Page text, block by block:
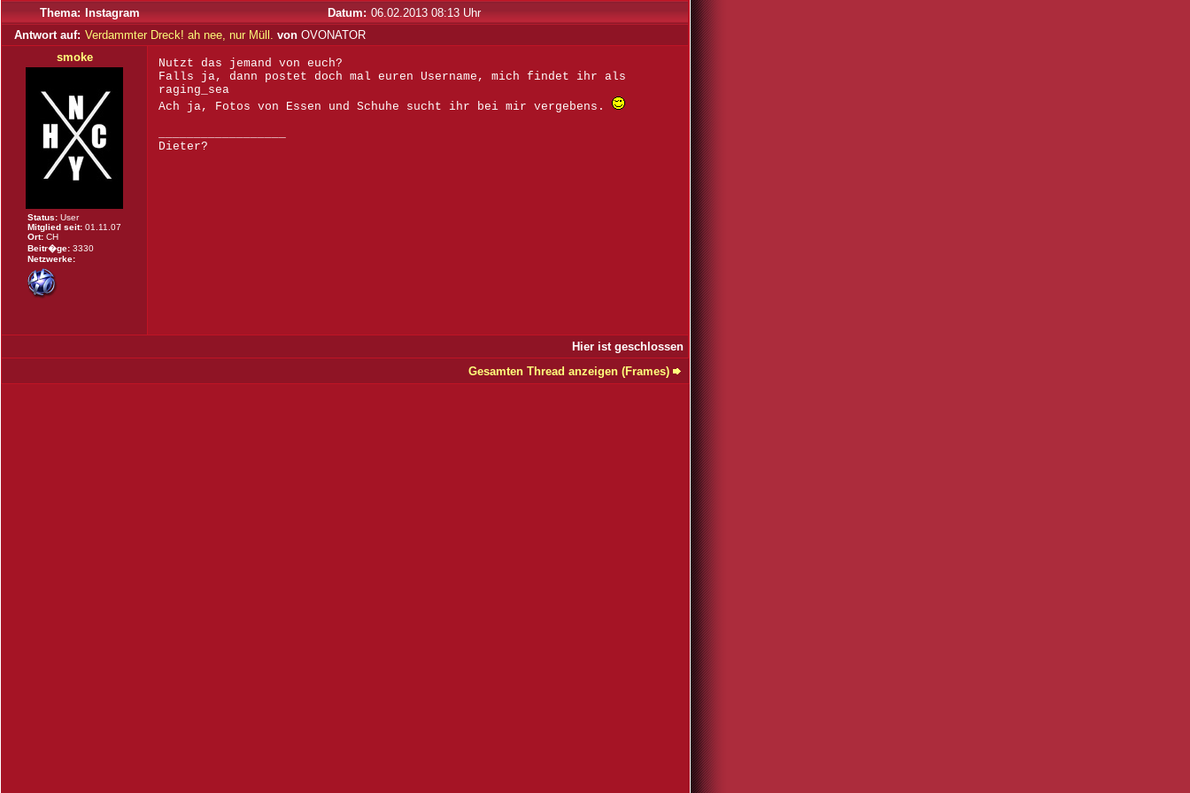
Thema: Instagram Datum: 06.02.2013 08:13 Uhr
Antwort auf: Verdammter Dreck! ah nee, nur Müll. von OVONATOR
smoke
Status: User
Mitglied seit: 01.11.07
Ort: CH
Beitr�ge: 3330
Netzwerke:
Nutzt das jemand von euch?
Falls ja, dann postet doch mal euren Username, mich findet ihr als
raging_sea
Ach ja, Fotos von Essen und Schuhe sucht ihr bei mir vergebens.
Dieter?
Hier ist geschlossen
Gesamten Thread anzeigen (Frames)